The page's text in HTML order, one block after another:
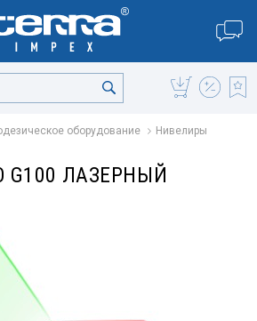
оборудование
Нивелиры
G100 ЛАЗЕРНЫЙ